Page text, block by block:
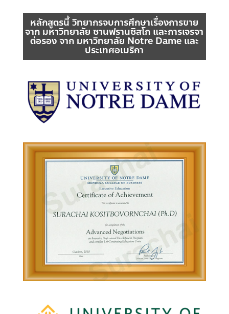
หลักสูตรนี้ วิทยากรจบการศึกษาเรื่องการขาย
จาก มหาวิทยาลัย ซานฟรานซิสโก และการเจรจา
ต่อรอง จาก มหาวิทยาลัย Notre Dame และ
ประเทศอเมริกา